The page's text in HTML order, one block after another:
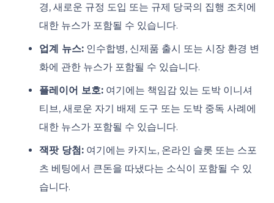
경, 새로운 규정 도입 또는 규제 당국의 집행 조치에
대한 뉴스가 포함될 수 있습니다.
업계 뉴스: 인수합병, 신제품 출시 또는 시장 환경 변
화에 관한 뉴스가 포함될 수 있습니다.
플레이어 보호: 여기에는 책임감 있는 도박 이니셔
티브, 새로운 자기 배제 도구 또는 도박 중독 사례에
대한 뉴스가 포함될 수 있습니다.
잭팟 당첨: 여기에는 카지노, 온라인 슬롯 또는 스포
츠 베팅에서 큰돈을 따냈다는 소식이 포함될 수 있
습니다.